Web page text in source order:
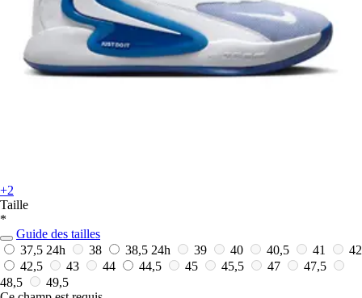
+2
Taille
*
Guide des tailles
37,5 24h 38 38,5 24h 39 40 40,5 41
42
42,5
43 44 44,5 45 45,5 47
47,5
48,5
49,5